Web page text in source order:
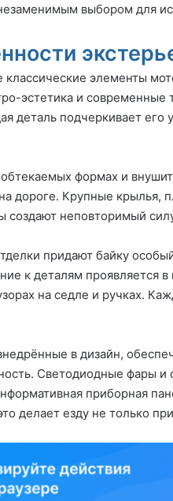
выбором для
элементы
эстетика и современные
деталь подчеркивает его
формах и
дороге. Крупные крылья,
неповторимый
придают байку
к деталям проявляется
на седле и ручках.
в дизайн,
Светодиодные фары
приборная
делает езду не только